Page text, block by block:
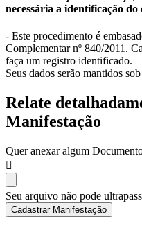
necessária a identificação do
- Este procedimento é
Complementar nº 840/2011.
faça um registro identificado.
Seus dados serão mantidos
Relate
Manifestação
Quer anexar algum
Seu arquivo não pode
Cadastrar Manifestação